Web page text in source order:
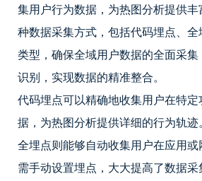
集用户行为数据，为热图分析提供
种数据采集方式，包括代码埋点、
类型，确保全域用户数据的全面采
识别，实现数据的精准整合。
代码埋点可以精确地收集用户在特
据，为热图分析提供详细的行为轨迹。
全埋点则能够自动收集用户在应用
需手动设置埋点，大大提高了数据采